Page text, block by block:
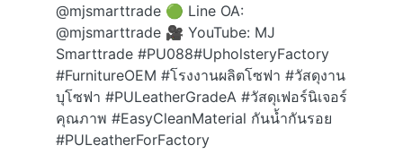
@mjsmarttrade 🟢 Line OA:
@mjsmarttrade 🎥 YouTube: MJ
Smarttrade #PU088#UpholsteryFactory
#FurnitureOEM #โรงงานผลิตโซฟา #วัสดุงาน
บุโซฟา #PULeatherGradeA #วัสดุเฟอร์นิเจอร์
คุณภาพ #EasyCleanMaterial กันน้ำกันรอย
#PULeatherForFactory